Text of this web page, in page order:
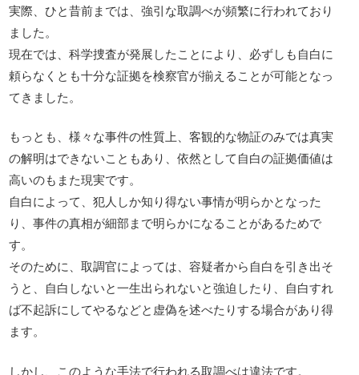
実際、ひと昔前までは、強引な取調べが頻繁に行われており
ました。
現在では、科学捜査が発展したことにより、必ずしも自白に
頼らなくとも十分な証拠を検察官が揃えることが可能となっ
てきました。
もっとも、様々な事件の性質上、客観的な物証のみでは真実
の解明はできないこともあり、依然として自白の証拠価値は
高いのもまた現実です。
自白によって、犯人しか知り得ない事情が明らかとなった
り、事件の真相が細部まで明らかになることがあるためで
す。
そのために、取調官によっては、容疑者から自白を引き出そ
うと、自白しないと一生出られないと強迫したり、自白すれ
ば不起訴にしてやるなどと虚偽を述べたりする場合があり得
ます。
しかし、このような手法で行われる取調べは違法です。